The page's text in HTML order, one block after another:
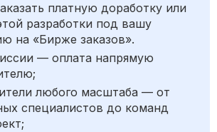
платную доработку или
разработки под вашу
на «Бирже заказов».
— оплата напрямую
любого масштаба — от
специалистов до команд